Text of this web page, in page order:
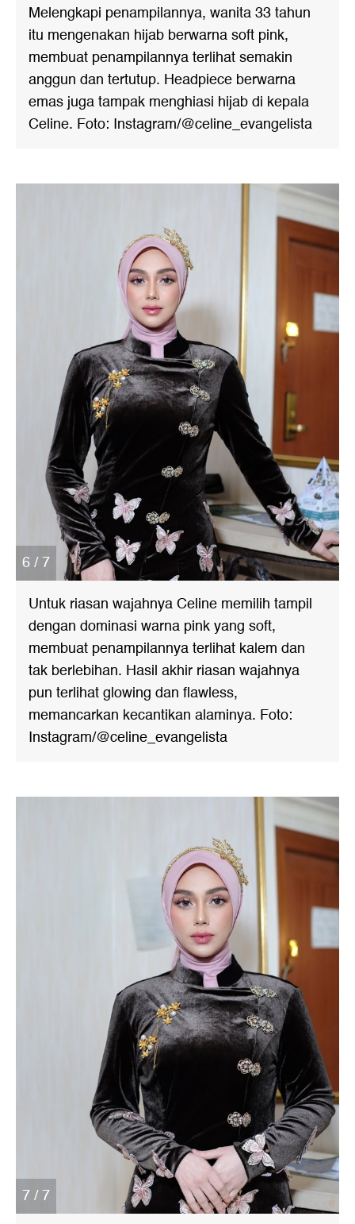
Melengkapi penampilannya, wanita 33 tahun
itu mengenakan hijab berwarna soft pink,
membuat penampilannya terlihat semakin
anggun dan tertutup. Headpiece berwarna
emas juga tampak menghiasi hijab di kepala
Celine. Foto: Instagram/@celine_evangelista
6 / 7
Untuk riasan wajahnya Celine memilih tampil
dengan dominasi warna pink yang soft,
membuat penampilannya terlihat kalem dan
tak berlebihan. Hasil akhir riasan wajahnya
pun terlihat glowing dan flawless,
memancarkan kecantikan alaminya. Foto:
Instagram/@celine_evangelista
7 / 7